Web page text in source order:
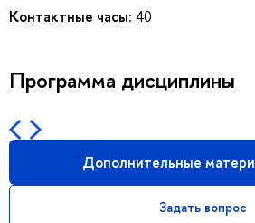
Контактные часы: 40
Программа дисциплины
Дополнительные
Задать вопрос